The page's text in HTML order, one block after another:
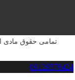
تمامی حقوق مادی
09129576424